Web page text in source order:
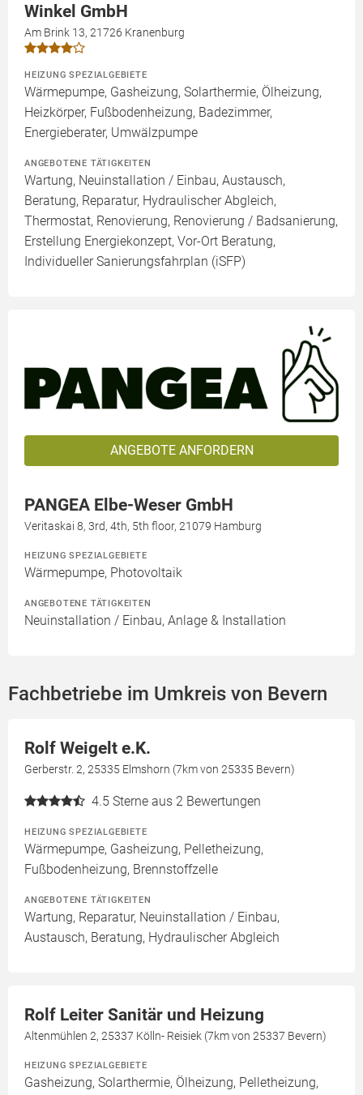
Winkel GmbH
Am Brink 13, 21726 Kranenburg
HEIZUNG SPEZIALGEBIETE
Wärmepumpe, Gasheizung, Solarthermie, Ölheizung,
Heizkörper, Fußbodenheizung, Badezimmer,
Energieberater, Umwälzpumpe
ANGEBOTENE TÄTIGKEITEN
Wartung, Neuinstallation / Einbau, Austausch,
Beratung, Reparatur, Hydraulischer Abgleich,
Thermostat, Renovierung, Renovierung / Badsanierung,
Erstellung Energiekonzept, Vor-Ort Beratung,
Individueller Sanierungsfahrplan (iSFP)
ANGEBOTE ANFORDERN
PANGEA Elbe-Weser GmbH
Veritaskai 8, 3rd, 4th, 5th floor, 21079 Hamburg
HEIZUNG SPEZIALGEBIETE
Wärmepumpe, Photovoltaik
ANGEBOTENE TÄTIGKEITEN
Neuinstallation / Einbau, Anlage & Installation
Fachbetriebe im Umkreis von Bevern
Rolf Weigelt e.K.
Gerberstr. 2, 25335 Elmshorn (7km von 25335 Bevern)
4.5 Sterne aus 2 Bewertungen
HEIZUNG SPEZIALGEBIETE
Wärmepumpe, Gasheizung, Pelletheizung,
Fußbodenheizung, Brennstoffzelle
ANGEBOTENE TÄTIGKEITEN
Wartung, Reparatur, Neuinstallation / Einbau,
Austausch, Beratung, Hydraulischer Abgleich
Rolf Leiter Sanitär und Heizung
Altenmühlen 2, 25337 Kölln- Reisiek (7km von 25337 Bevern)
HEIZUNG SPEZIALGEBIETE
Gasheizung, Solarthermie, Ölheizung, Pelletheizung,